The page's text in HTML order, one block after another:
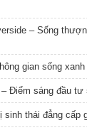
– Sống
gian sống
Điểm sáng đầu
sinh thái đẳng cấp